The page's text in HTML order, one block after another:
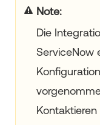
Die
ServiceNow
Kontaktieren